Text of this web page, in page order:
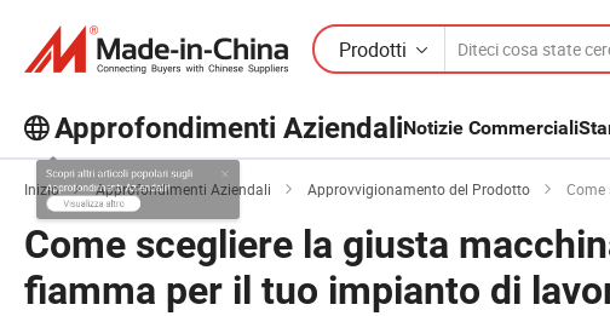
Prodotti
Approfondimenti AziendaliNotizie Commerciali
Scopri altri articoli popolari sugli
Approfondimenti Aziendali!
Visualizza altro
Inizio Approfondimenti Aziendali Approvvigionamento del Prodotto Come
Come scegliere la giusta
fiamma per il tuo impianto di